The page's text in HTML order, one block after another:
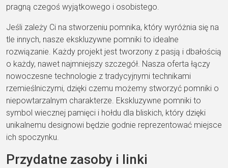
pragną czegoś wyjątkowego i osobistego.
Jeśli zależy Ci na stworzeniu pomnika, który wyróżnia się na
tle innych, nasze ekskluzywne pomniki to idealne
rozwiązanie. Każdy projekt jest tworzony z pasją i dbałością
o każdy, nawet najmniejszy szczegół. Nasza oferta łączy
nowoczesne technologie z tradycyjnymi technikami
rzemieślniczymi, dzięki czemu możemy stworzyć pomniki o
niepowtarzalnym charakterze. Ekskluzywne pomniki to
symbol wiecznej pamięci i hołdu dla bliskich, który dzięki
unikalnemu designowi będzie godnie reprezentować miejsce
ich spoczynku.
Przydatne zasoby i linki